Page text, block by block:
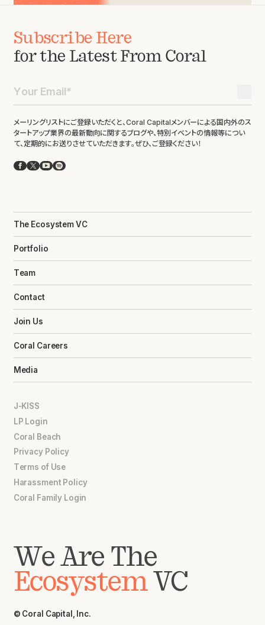
Subscribe Here
for the Latest From Coral
メーリングリストにご登録いただくと、Coral Capitalメンバーによる国内外のス
タートアップ業界の最新動向に関するブログや、特別イベントの情報等につい
て、定期的にお送りさせていただきます。ぜひ、ご登録ください！
Facebook
X YouTube
Spotify
The Ecosystem VC
Portfolio
Team
Contact
Join Us
Coral Careers
Media
J-KISS
LP Login
Coral Beach
Privacy Policy
Terms of Use
Harassment Policy
Coral Family Login
We Are The
EcosystemVC
© Coral Capital, Inc.